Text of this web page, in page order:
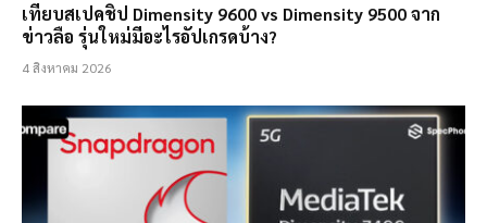
เทียบสเปคชิป Dimensity 9600 vs Dimensity 9500 จาก
ข่าวลือ รุ่นใหม่มีอะไรอัปเกรดบ้าง?
4 สิงหาคม 2026